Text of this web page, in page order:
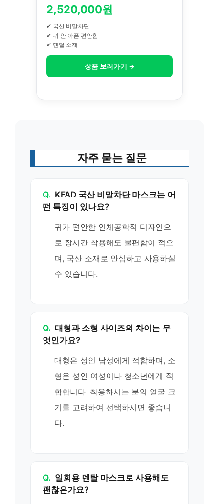
2,520,000원
✔ 국산 비말차단
✔ 귀 안 아픈 편안함
✔ 덴탈 소재
상품 보러가기 →
자주 묻는 질문
Q. KFAD 국산 비말차단 마스크는 어
떤 특징이 있나요?
귀가 편안한 인체공학적 디자인으
로 장시간 착용해도 불편함이 적으
며, 국산 소재로 안심하고 사용하실
수 있습니다.
Q. 대형과 소형 사이즈의 차이는 무
엇인가요?
대형은 성인 남성에게 적합하며, 소
형은 성인 여성이나 청소년에게 적
합합니다. 착용하시는 분의 얼굴 크
기를 고려하여 선택하시면 좋습니
다.
Q. 일회용 덴탈 마스크로 사용해도
괜찮은가요?